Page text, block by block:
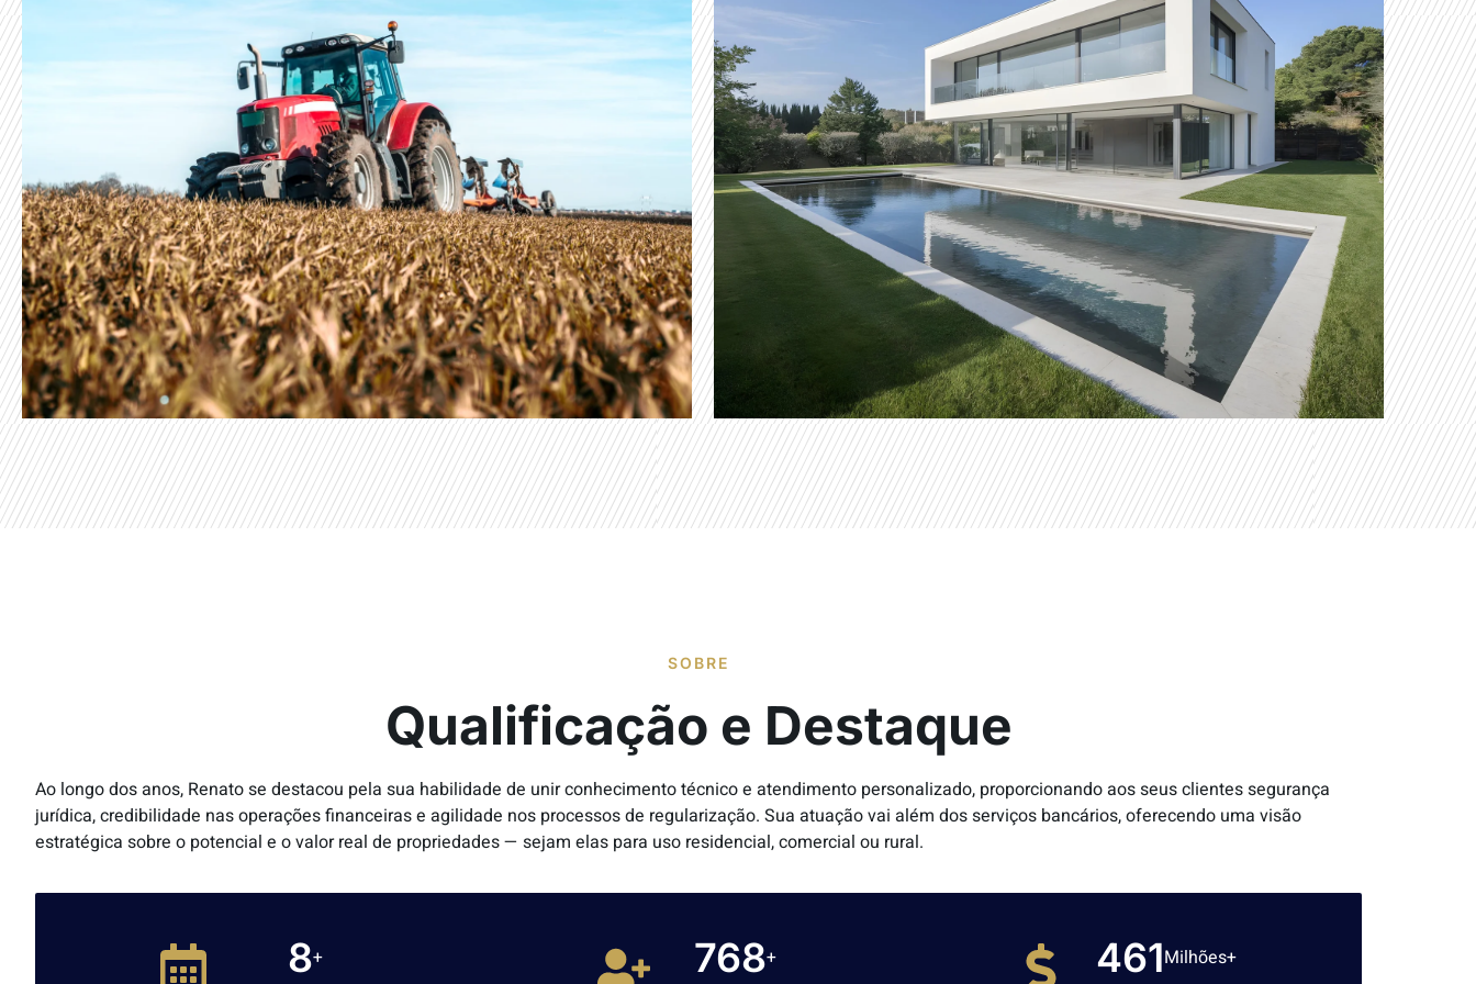
SOBRE
Qualificação e Destaque
Ao longo dos anos, Renato se destacou pela sua habilidade de unir conhecimento técnico e atendimento personalizado, proporcionando aos seus clientes segurança
jurídica, credibilidade nas operações financeiras e agilidade nos processos de regularização. Sua atuação vai além dos serviços bancários, oferecendo uma visão
estratégica sobre o potencial e o valor real de propriedades — sejam elas para uso residencial, comercial ou rural.
11+ 1000 600Milhões+